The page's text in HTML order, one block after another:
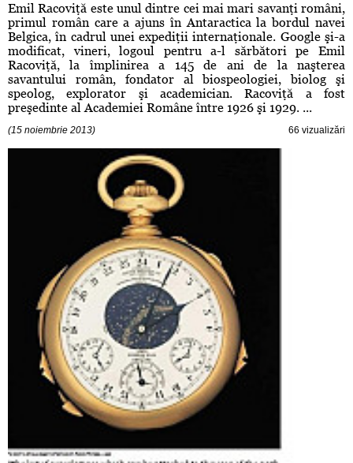
Emil Racoviţă este unul dintre cei mai mari savanţi români,
primul român care a ajuns în Antaractica la bordul navei
Belgica, în cadrul unei expediţii internaţionale. Google şi-a
modificat, vineri, logoul pentru a-l sărbători pe Emil
Racoviţă, la împlinirea a 145 de ani de la naşterea
savantului român, fondator al biospeologiei, biolog şi
speolog, explorator şi academician. Racoviţă a fost
preşedinte al Academiei Române între 1926 şi 1929. ...
(15 noiembrie 2013) 66 vizualizări